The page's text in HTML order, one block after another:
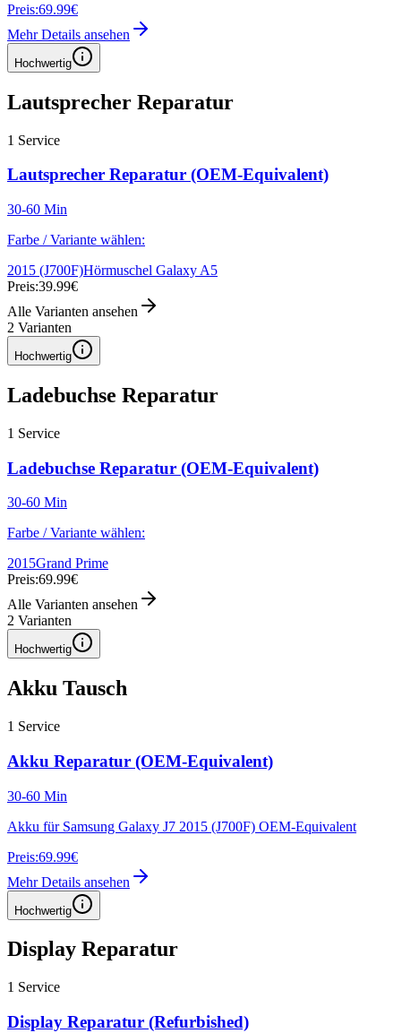
Preis:69.99€
Mehr Details ansehen
Hochwertig
Lautsprecher Reparatur
1 Service
Lautsprecher Reparatur (OEM-Equivalent)
30-60 Min
Farbe / Variante wählen:
2015 (J700F)Hörmuschel Galaxy A5
Preis:39.99€
Alle Varianten ansehen
2 Varianten
Hochwertig
Ladebuchse Reparatur
1 Service
Ladebuchse Reparatur (OEM-Equivalent)
30-60 Min
Farbe / Variante wählen:
2015Grand Prime
Preis:69.99€
Alle Varianten ansehen
2 Varianten
Hochwertig
Akku Tausch
1 Service
Akku Reparatur (OEM-Equivalent)
30-60 Min
Akku für Samsung Galaxy J7 2015 (J700F) OEM-Equivalent
Preis:69.99€
Mehr Details ansehen
Hochwertig
Display Reparatur
1 Service
Display Reparatur (Refurbished)